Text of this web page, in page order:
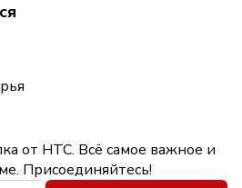
от НТС. Всё самое важное и
Присоединяйтесь!